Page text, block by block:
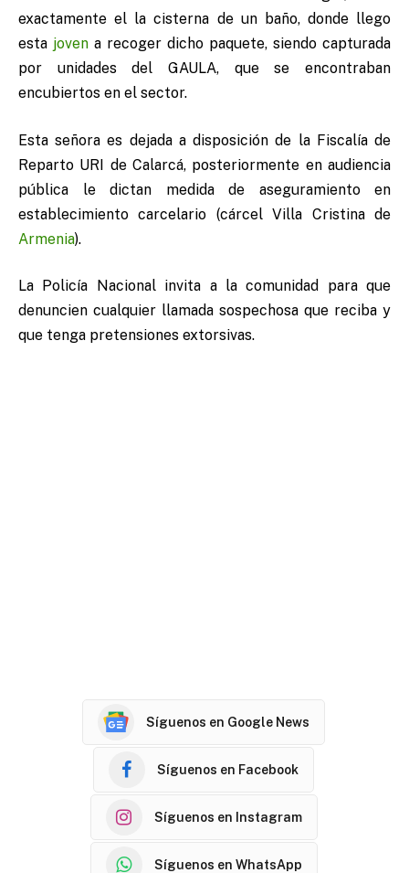
exactamente el la cisterna de un baño, donde llego
esta joven a recoger dicho paquete, siendo capturada
por unidades del GAULA, que se encontraban
encubiertos en el sector.
Esta señora es dejada a disposición de la Fiscalía de
Reparto URI de Calarcá, posteriormente en audiencia
pública le dictan medida de aseguramiento en
establecimiento carcelario (cárcel Villa Cristina de
Armenia).
La Policía Nacional invita a la comunidad para que
denuncien cualquier llamada sospechosa que reciba y
que tenga pretensiones extorsivas.
Síguenos en Google News
Síguenos en Facebook
Síguenos en Instagram
Síguenos en WhatsApp